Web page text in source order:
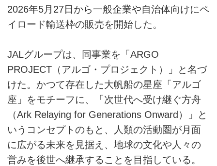
2026年5月27日から一般企業や自治体向けにペ
イロード輸送枠の販売を開始した。
JALグループは、同事業を「ARGO
PROJECT（アルゴ・プロジェクト）」と名づ
けた。かつて存在した大帆船の星座「アルゴ
座」をモチーフに、「次世代へ受け継ぐ方舟
（Ark Relaying for Generations Onward）」と
いうコンセプトのもと、人類の活動圏が月面
に広がる未来を見据え、地球の文化や人々の
営みを後世へ継承することを目指している。